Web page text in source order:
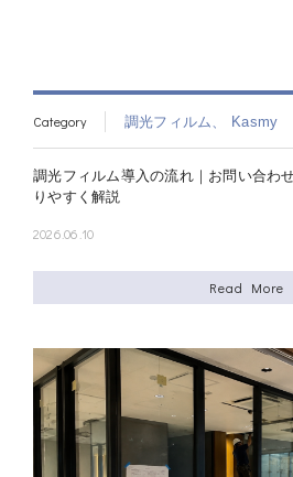
Category 調光フィルム、 Kasmy
調光フィルム導入の流れ｜お問い合わ
りやすく解説
2026.06.10
Read More